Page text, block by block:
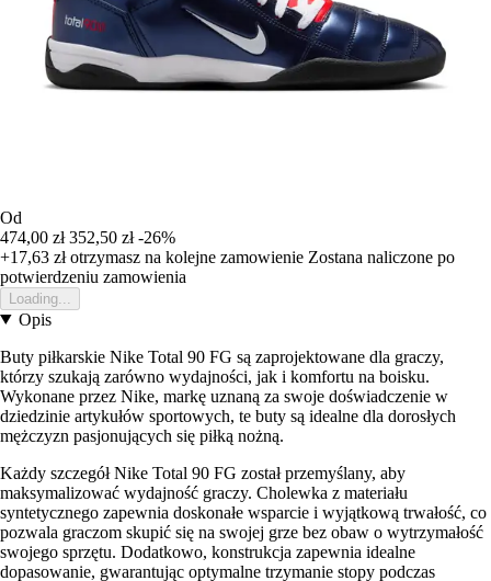
Od
474,00 zł 352,50 zł -26%
+17,63 złotrzymasz na kolejne zamowienie Zostana naliczone po
potwierdzeniu zamowienia
Loading...
Opis
Buty piłkarskie Nike Total 90 FG są zaprojektowane dla graczy,
którzy szukają zarówno wydajności, jak i komfortu na boisku.
Wykonane przez Nike, markę uznaną za swoje doświadczenie w
dziedzinie artykułów sportowych, te buty są idealne dla dorosłych
mężczyzn pasjonujących się piłką nożną.
Każdy szczegół Nike Total 90 FG został przemyślany, aby
maksymalizować wydajność graczy. Cholewka z materiału
syntetycznego zapewnia doskonałe wsparcie i wyjątkową trwałość, co
pozwala graczom skupić się na swojej grze bez obaw o wytrzymałość
swojego sprzętu. Dodatkowo, konstrukcja zapewnia idealne
dopasowanie, gwarantując optymalne trzymanie stopy podczas